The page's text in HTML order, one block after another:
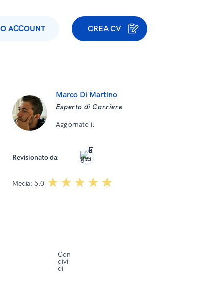
CREA CV
ACCOUNT
Marco Di Martino
Esperto di Carriere
Aggiornato il15 Aprile 2026
Revisionato da:
Media:5.0 ☆☆☆☆☆
★★★★★
Con
divi
di